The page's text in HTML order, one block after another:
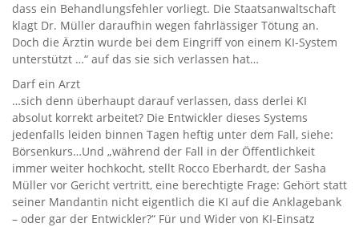
dass ein Behandlungsfehler vorliegt. Die Staatsanwaltschaft
klagt Dr. Müller daraufhin wegen fahrlässiger Tötung an.
Doch die Ärztin wurde bei dem Eingriff von einem KI-System
unterstützt …“ auf das sie sich verlassen hat…
Darf ein Arzt
…sich denn überhaupt darauf verlassen, dass derlei KI
absolut korrekt arbeitet? Die Entwickler dieses Systems
jedenfalls leiden binnen Tagen heftig unter dem Fall, siehe:
Börsenkurs…Und „während der Fall in der Öffentlichkeit
immer weiter hochkocht, stellt Rocco Eberhardt, der Sasha
Müller vor Gericht vertritt, eine berechtigte Frage: Gehört statt
seiner Mandantin nicht eigentlich die KI auf die Anklagebank
– oder gar der Entwickler?“ Für und Wider von KI-Einsatz